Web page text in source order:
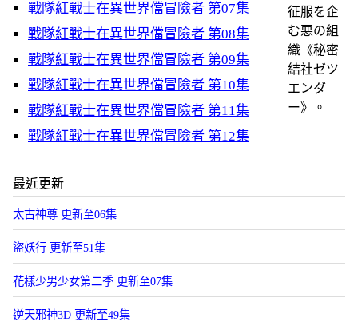
戰隊紅戰士在異世界儅冒險者 第07集
戰隊紅戰士在異世界儅冒險者 第08集
戰隊紅戰士在異世界儅冒險者 第09集
戰隊紅戰士在異世界儅冒險者 第10集
戰隊紅戰士在異世界儅冒險者 第11集
戰隊紅戰士在異世界儅冒險者 第12集
征服を企
む悪の組
織《秘密
結社ゼツ
エンダ
ー》。
最近更新
太古神尊 更新至06集
盜妖行 更新至51集
花樣少男少女第二季 更新至07集
逆天邪神3D 更新至49集